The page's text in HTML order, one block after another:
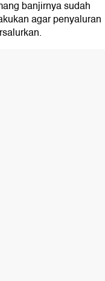
banjirnya sudah
agar penyaluran